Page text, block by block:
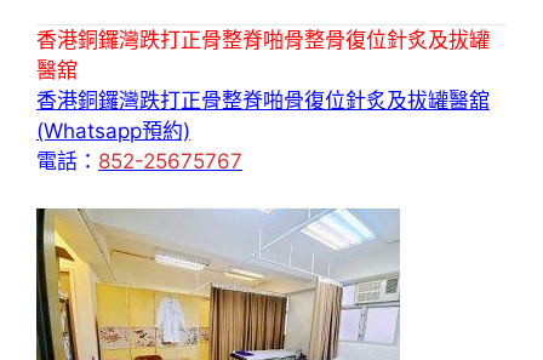
香港銅鑼灣跌打正骨整脊啪骨整骨復位針炙及拔罐
醫舘
香港銅鑼灣跌打正骨整脊啪骨復位針炙及拔罐醫舘
(Whatsapp預約)
電話： 852-25675767